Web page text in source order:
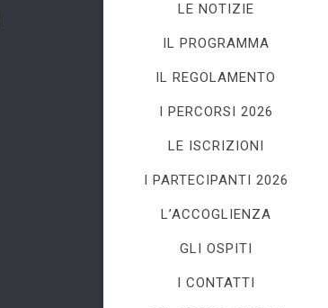
LE NOTIZIE
IL PROGRAMMA
IL REGOLAMENTO
I PERCORSI 2026
LE ISCRIZIONI
I PARTECIPANTI 2026
L’ACCOGLIENZA
GLI OSPITI
I CONTATTI